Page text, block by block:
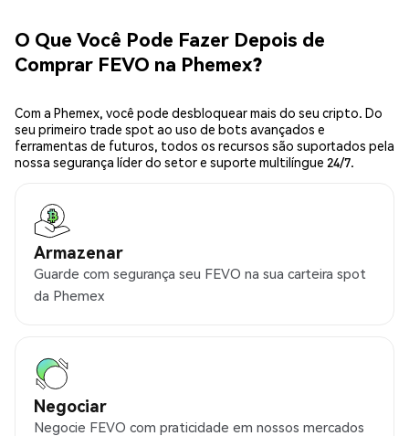
O Que Você Pode Fazer Depois de
Comprar FEVO na Phemex?
Com a Phemex, você pode desbloquear mais do seu cripto. Do
seu primeiro trade spot ao uso de bots avançados e
ferramentas de futuros, todos os recursos são suportados pela
nossa segurança líder do setor e suporte multilíngue 24/7.
Armazenar
Guarde com segurança seu FEVO na sua carteira spot
da Phemex
Negociar
Negocie FEVO com praticidade em nossos mercados